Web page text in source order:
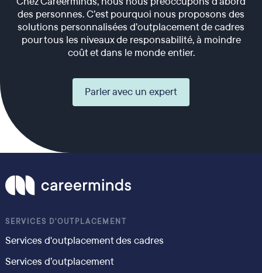
des personnes. C’est pourquoi nous proposons des
solutions personnalisées d’outplacement de cadres
pour tous les niveaux de responsabilité, à moindre
coût et dans le monde entier.
Parler avec un expert
SERVICES D'OUTPLACEMENT
Services d'outplacement des cadres
Services d’outplacement